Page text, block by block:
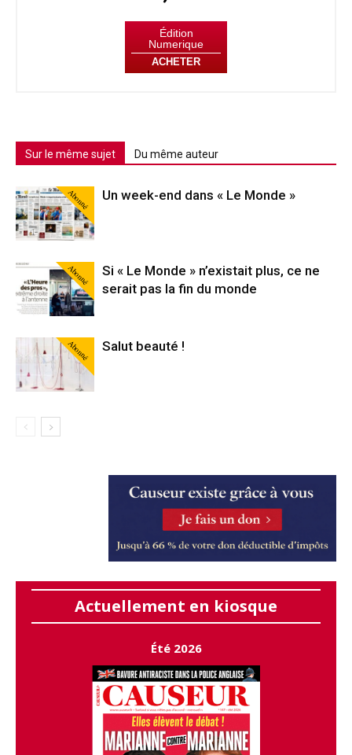
Édition
Numerique
ACHETER
Sur le même sujet Du même auteur
Abonné Un week-end dans « Le Monde »
Abonné
Si « Le Monde » n’existait plus, ce ne
serait pas la fin du monde
Abonné Salut beauté !
Actuellement en kiosque
Été 2026